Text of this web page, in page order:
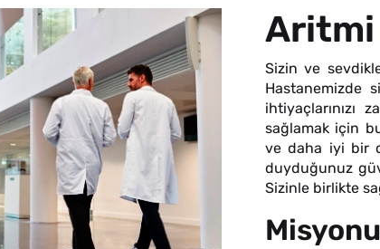
Aritmi
Sizin ve
Hastanemizde
ihtiyaçlarınızı
sağlamak için
ve daha iyi bir
duyduğunuz
Sizinle birlikte